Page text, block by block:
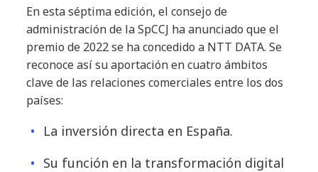
En esta séptima edición, el consejo de
administración de la SpCCJ ha anunciado que el
premio de 2022 se ha concedido a NTT DATA. Se
reconoce así su aportación en cuatro ámbitos
clave de las relaciones comerciales entre los dos
países:
La inversión directa en España.
Su función en la transformación digital